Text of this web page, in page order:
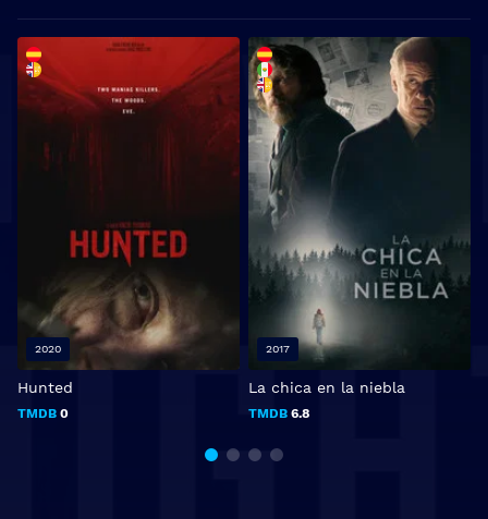
Hunted
TMDB 0
2020
La chica en la niebla
TMDB 6.8
2017